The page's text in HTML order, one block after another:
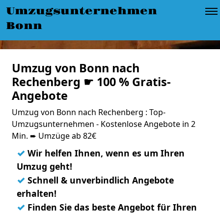
Umzugsunternehmen
Bonn
Umzug von Bonn nach
Rechenberg ☛ 100 % Gratis-
Angebote
Umzug von Bonn nach Rechenberg : Top-
Umzugsunternehmen - Kostenlose Angebote in 2
Min. ➨ Umzüge ab 82€
✓ Wir helfen Ihnen, wenn es um Ihren
Umzug geht!
✓ Schnell & unverbindlich Angebote
erhalten!
✓ Finden Sie das beste Angebot für Ihren